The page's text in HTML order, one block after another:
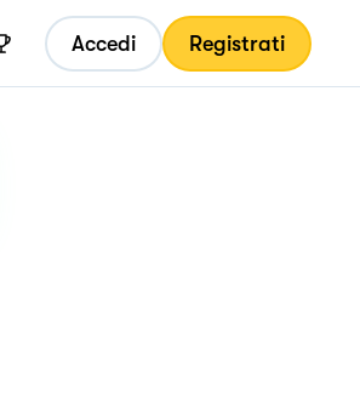
Accedi Registrati